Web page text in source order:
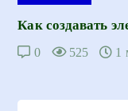
Как создавать
0 525 1